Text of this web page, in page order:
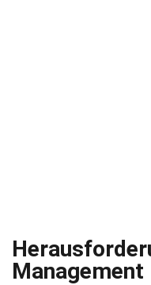
Management